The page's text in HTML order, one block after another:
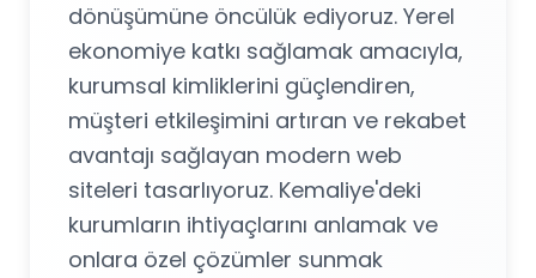
dönüşümüne öncülük ediyoruz. Yerel
ekonomiye katkı sağlamak amacıyla,
kurumsal kimliklerini güçlendiren,
müşteri etkileşimini artıran ve rekabet
avantajı sağlayan modern web
siteleri tasarlıyoruz. Kemaliye'deki
kurumların ihtiyaçlarını anlamak ve
onlara özel çözümler sunmak